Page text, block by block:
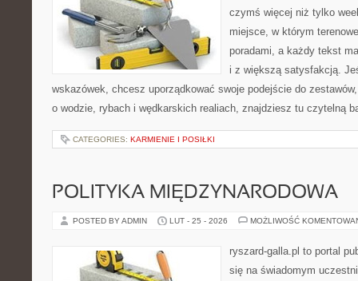
czymś więcej niż tylko
miejsce, w którym
poradami, a każdy tekst
i z większą satysfakcją.
wskazówek, chcesz uporządkować swoje podejście do
o wodzie, rybach i wędkarskich realiach, znajdziesz tu czytelną
CATEGORIES: KARMIENIE I POSIŁKI
POLITYKA MIĘDZYNARODOWA
POSTED BY ADMIN LUT - 25 - 2026 MOŻLIWOŚĆ
ryszard-galla.pl to portal
się na świadomym